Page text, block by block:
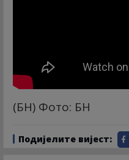
(БН) Фото: БН
Подијелите вијест: